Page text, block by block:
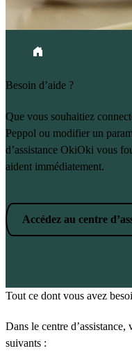
Fil d'Ariane
Accueil
Besoin d’aide ?
Que vous souhaitiez
Peppol ou modifier un
d’assistance OkiOki vous
aident immédiatement.
Accédez au centre
Tout ce dont vous avez
Dans le centre
suivants :